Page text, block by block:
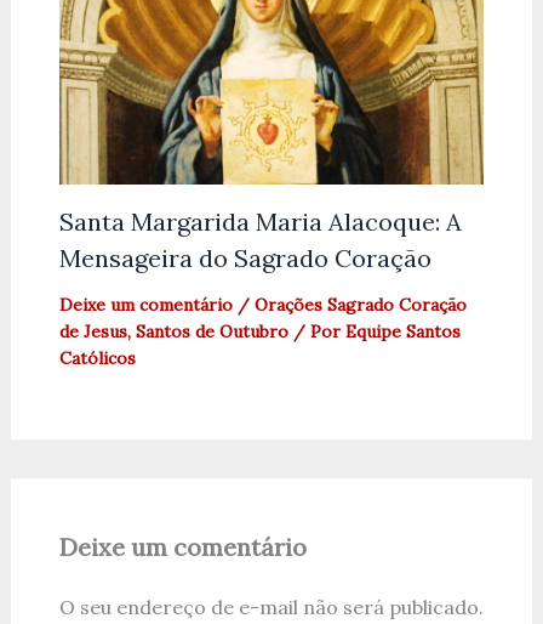
Santa Margarida Maria Alacoque: A
Mensageira do Sagrado Coração
Deixe um comentário / Orações Sagrado Coração
de Jesus, Santos de Outubro/ Por Equipe Santos
Católicos
Deixe um comentário
O seu endereço de e-mail não será publicado.